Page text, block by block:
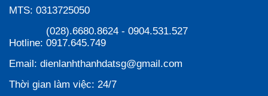
MTS: 0313725050
Hotline:
(028).6680.8624 - 0904.531.527
0917.645.749
Email: dienlanhthanhdatsg@gmail.com
Thời gian làm việc: 24/7